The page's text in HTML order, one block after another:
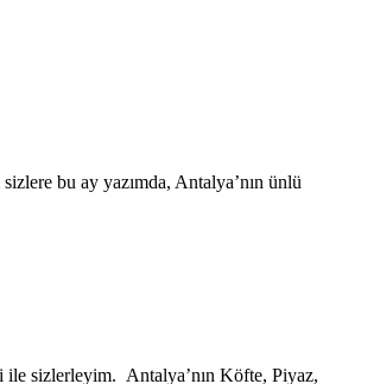
bu ay yazımda, Antalya’nın ünlü
ile sizlerleyim. Antalya’nın Köfte, Piyaz,